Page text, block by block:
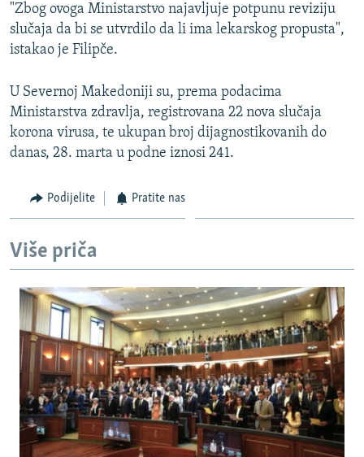
"Zbog ovoga Ministarstvo najavljuje potpunu reviziju
slučaja da bi se utvrdilo da li ima lekarskog propusta",
istakao je Filipče.
U Severnoj Makedoniji su, prema podacima
Ministarstva zdravlja, registrovana 22 nova slučaja
korona virusa, te ukupan broj dijagnostikovanih do
danas, 28. marta u podne iznosi 241.
Podijelite Pratite nas
Više priča